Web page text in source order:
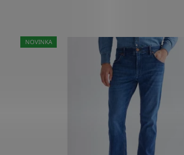
W40-L30
W42-L32
W44-L32
W35-L34
NOVINKA